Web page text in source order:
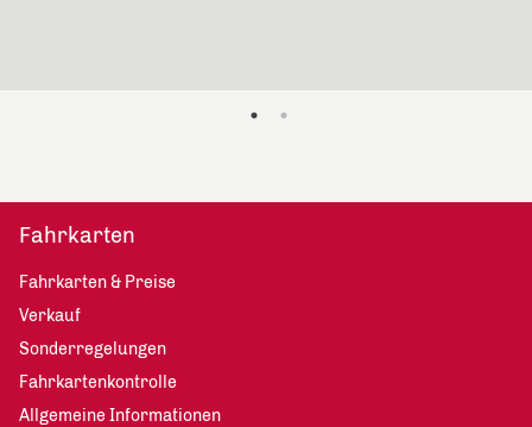
Fahrkarten
Fahrkarten & Preise
Verkauf
Sonderregelungen
Fahrkartenkontrolle
Allgemeine Informationen